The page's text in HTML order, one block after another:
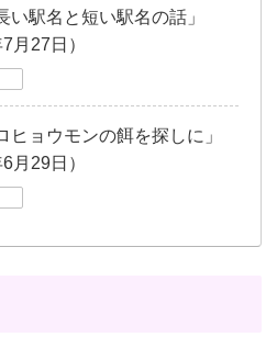
い駅名と短い駅名の話」
月27日）
ヒョウモンの餌を探しに」
月29日）